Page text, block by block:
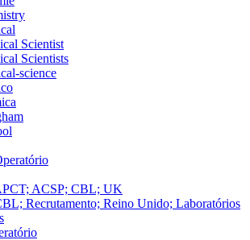
Scientist
Scientists
science
ACSP; CBL; UK
Recrutamento; Reino Unido; Laboratórios